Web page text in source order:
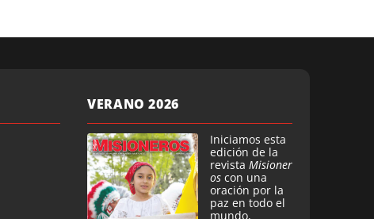
VERANO 2026
Iniciamos esta
edición de la
revista Misioner
os con una
oración por la
paz en todo el
mundo,